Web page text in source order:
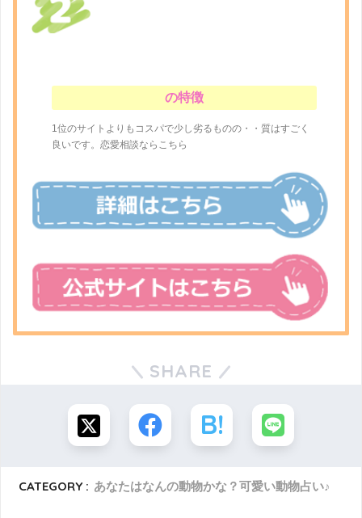
の特徴
1位のサイトよりもコスパで少し劣るものの・・質はすごく
良いです。恋愛相談ならこちら
SHARE
CATEGORY : あなたはなんの動物かな？可愛い動物占い♪